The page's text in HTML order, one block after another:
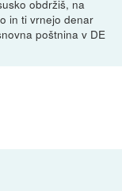
obdržiš, na
in ti vrnejo denar
poštnina v DE